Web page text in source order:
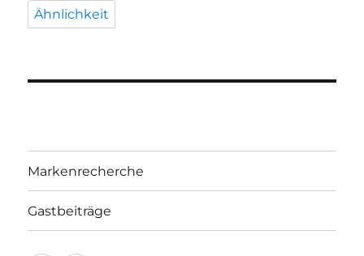
Ähnlichkeit
Markenrecherche
Gastbeiträge